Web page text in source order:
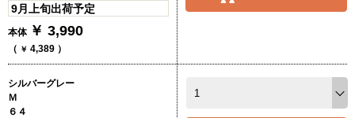
9月上旬出荷予定
本体 ￥ 3,990
（ ￥ 4,389 ）
シルバーグレー
Ｍ
６４